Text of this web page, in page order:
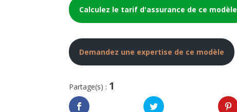
Calculez le tarif d'assurance de ce modèle
Demandez une expertise de ce modèle
Partage(s) : 1